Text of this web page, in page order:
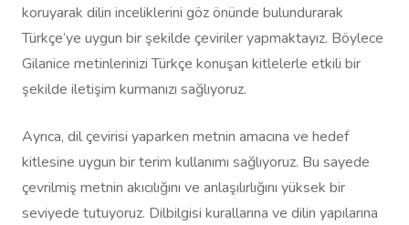
koruyarak dilin inceliklerini göz önünde bulundurarak
Türkçe’ye uygun bir şekilde çeviriler yapmaktayız. Böylece
Gilanice metinlerinizi Türkçe konuşan kitlelerle etkili bir
şekilde iletişim kurmanızı sağlıyoruz.
Ayrıca, dil çevirisi yaparken metnin amacına ve hedef
kitlesine uygun bir terim kullanımı sağlıyoruz. Bu sayede
çevrilmiş metnin akıcılığını ve anlaşılırlığını yüksek bir
seviyede tutuyoruz. Dilbilgisi kurallarına ve dilin yapılarına